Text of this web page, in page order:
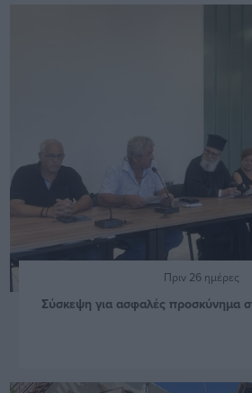
Πριν 26 ημέρες
Σύσκεψη για ασφαλές προσκύνημα